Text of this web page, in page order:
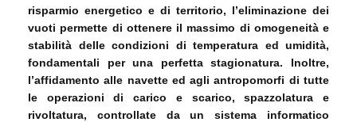
risparmio energetico e di territorio, l’eliminazione dei
vuoti permette di ottenere il massimo di omogeneità e
stabilità delle condizioni di temperatura ed umidità,
fondamentali per una perfetta stagionatura. Inoltre,
l’affidamento alle navette ed agli antropomorfi di tutte
le operazioni di carico e scarico, spazzolatura e
rivoltatura, controllate da un sistema informatico